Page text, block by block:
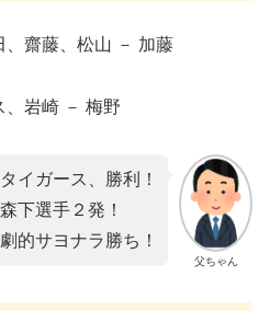
、齋藤、松山 － 加藤
、岩崎 － 梅野
父ちゃん
タイガース、勝利！
森下選手２発！
劇的サヨナラ勝ち！